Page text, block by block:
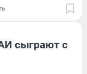
сыграют с